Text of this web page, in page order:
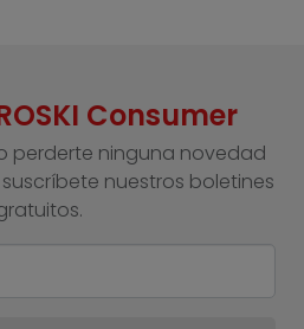
Consumer
perderte ninguna novedad
suscríbete nuestros boletines